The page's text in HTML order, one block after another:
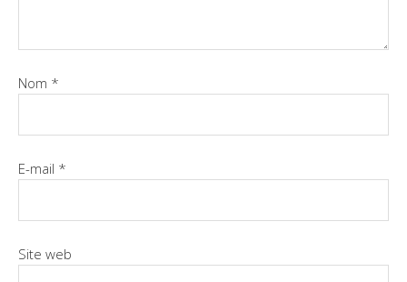
Nom *
E-mail *
Site web